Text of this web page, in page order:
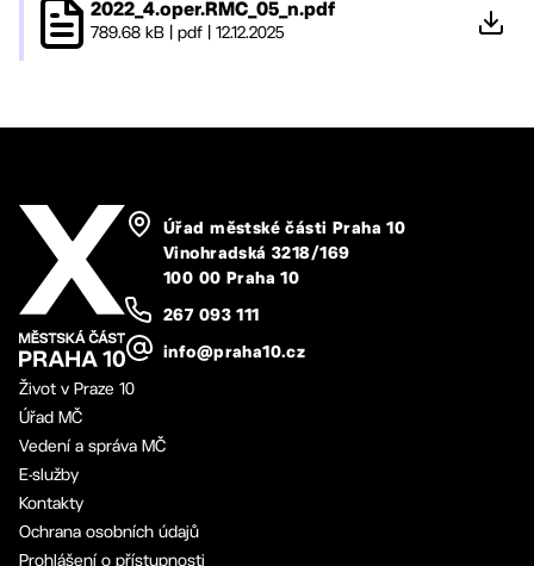
2022_4.oper.RMC_05_n.pdf
789.68 kB pdf 12.12.2025
Úřad městské části Praha 10
Vinohradská 3218/169
100 00 Praha 10
267 093 111
info@praha10.cz
Život v Praze 10
Úřad MČ
Vedení a správa MČ
E-služby
Kontakty
Ochrana osobních údajů
Prohlášení o přístupnosti